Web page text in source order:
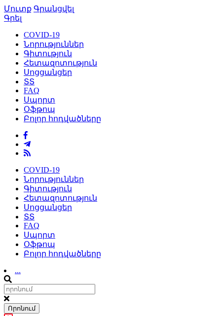
Մուտք Գրանցվել
Գրել
COVID-19
Նորություններ
Գիտություն
Հետազոտություն
Սոցցանցեր
ՏՏ
FAQ
Սպորտ
Օֆթոպ
Բոլոր հոդվածները
COVID-19
Նորություններ
Գիտություն
Հետազոտություն
Սոցցանցեր
ՏՏ
FAQ
Սպորտ
Օֆթոպ
Բոլոր հոդվածները
...
Որոնում